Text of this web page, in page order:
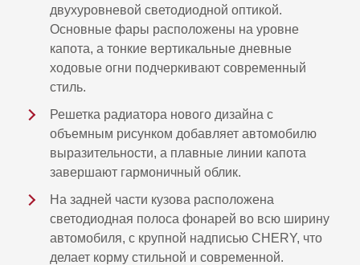
двухуровневой светодиодной оптикой.
Основные фары расположены на уровне
капота, а тонкие вертикальные дневные
ходовые огни подчеркивают современный
стиль.
Решетка радиатора нового дизайна с
объемным рисунком добавляет автомобилю
выразительности, а плавные линии капота
завершают гармоничный облик.
На задней части кузова расположена
светодиодная полоса фонарей во всю ширину
автомобиля, с крупной надписью CHERY, что
делает корму стильной и современной.